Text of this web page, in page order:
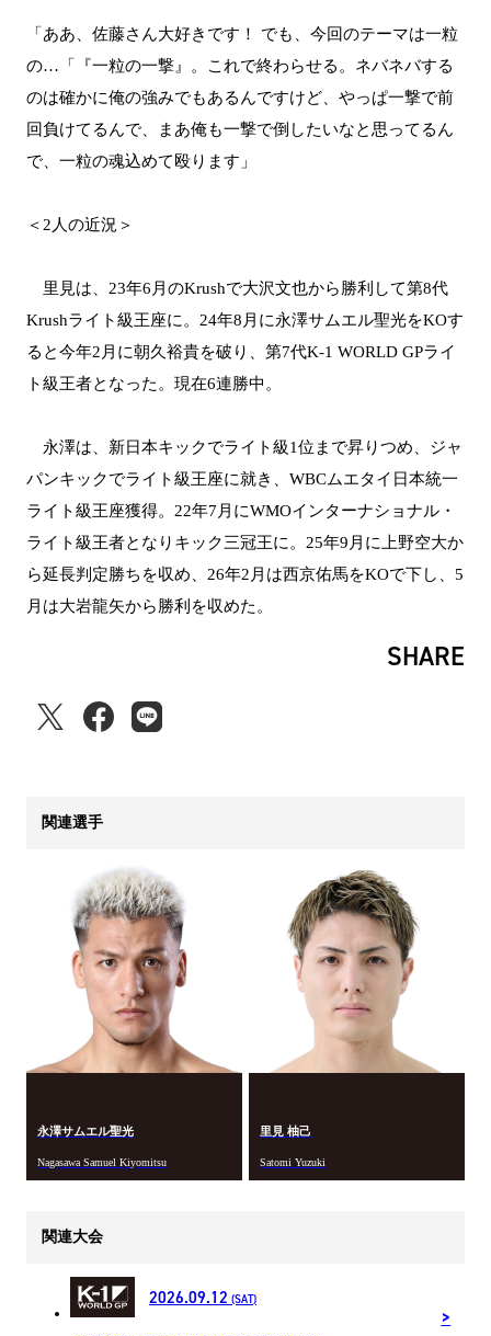
「ああ、佐藤さん大好きです！ でも、今回のテーマは一粒
の…「『一粒の一撃』。これで終わらせる。ネバネバする
のは確かに俺の強みでもあるんですけど、やっぱ一撃で前
回負けてるんで、まあ俺も一撃で倒したいなと思ってるん
で、一粒の魂込めて殴ります」
＜2人の近況＞
里見は、23年6月のKrushで大沢文也から勝利して第8代
Krushライト級王座に。24年8月に永澤サムエル聖光をKOす
ると今年2月に朝久裕貴を破り、第7代K-1 WORLD GPライ
ト級王者となった。現在6連勝中。
永澤は、新日本キックでライト級1位まで昇りつめ、ジャ
パンキックでライト級王座に就き、WBCムエタイ日本統一
ライト級王座獲得。22年7月にWMOインターナショナル・
ライト級王者となりキック三冠王に。25年9月に上野空大か
ら延長判定勝ちを収め、26年2月は西京佑馬をKOで下し、5
月は大岩龍矢から勝利を収めた。
SHARE
関連選手
永澤サムエル聖光
Nagasawa Samuel Kiyomitsu
里見 柚己
Satomi Yuzuki
関連大会
2026.09.12 (SAT)